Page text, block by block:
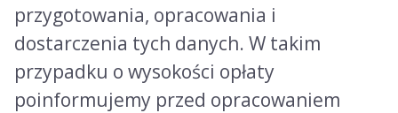
przygotowania, opracowania i
dostarczenia tych danych. W takim
przypadku o wysokości opłaty
poinformujemy przed opracowaniem